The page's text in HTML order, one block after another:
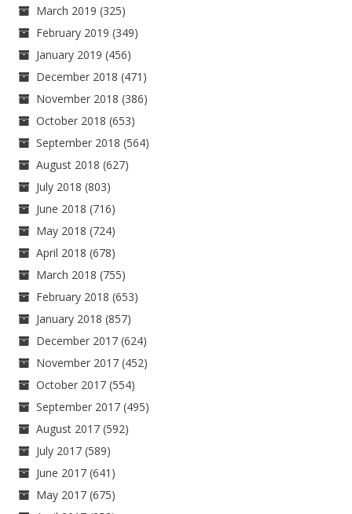
March 2019 (325)
February 2019 (349)
January 2019 (456)
December 2018 (471)
November 2018 (386)
October 2018 (653)
September 2018 (564)
August 2018 (627)
July 2018 (803)
June 2018 (716)
May 2018 (724)
April 2018 (678)
March 2018 (755)
February 2018 (653)
January 2018 (857)
December 2017 (624)
November 2017 (452)
October 2017 (554)
September 2017 (495)
August 2017 (592)
July 2017 (589)
June 2017 (641)
May 2017 (675)